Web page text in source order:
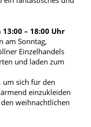
– 18:00 Uhr
am Sonntag,
Einzelhandels
und laden zum
um sich für den
einzukleiden
weihnachtlichen